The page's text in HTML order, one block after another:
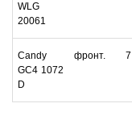
WLG
20061
Candy
GC4 1072
D
фронт. 7